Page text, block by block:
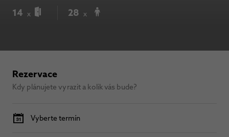
14 x 28 x
Rezervace
Kdy plánujete vyrazit a kolik vás bude?
Vyberte termín